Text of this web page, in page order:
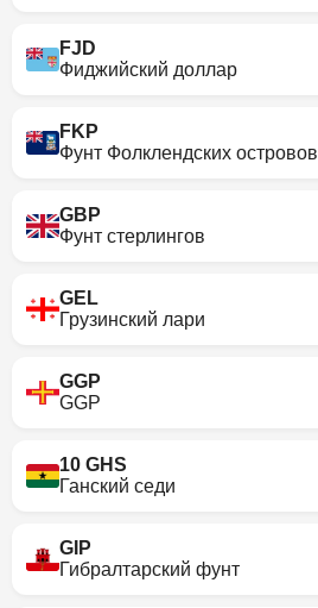
FJD
Фиджийский доллар
FKP
Фунт Фолклендских островов
GBP
Фунт стерлингов
GEL
Грузинский лари
GGP
GGP
10 GHS
Ганский седи
GIP
Гибралтарский фунт